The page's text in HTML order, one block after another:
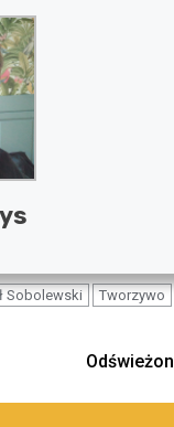
Sobolewski Tworzywo